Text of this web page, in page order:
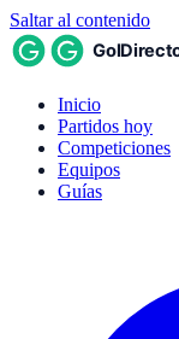
Saltar al contenido
Inicio
Partidos hoy
Competiciones
Equipos
Guías